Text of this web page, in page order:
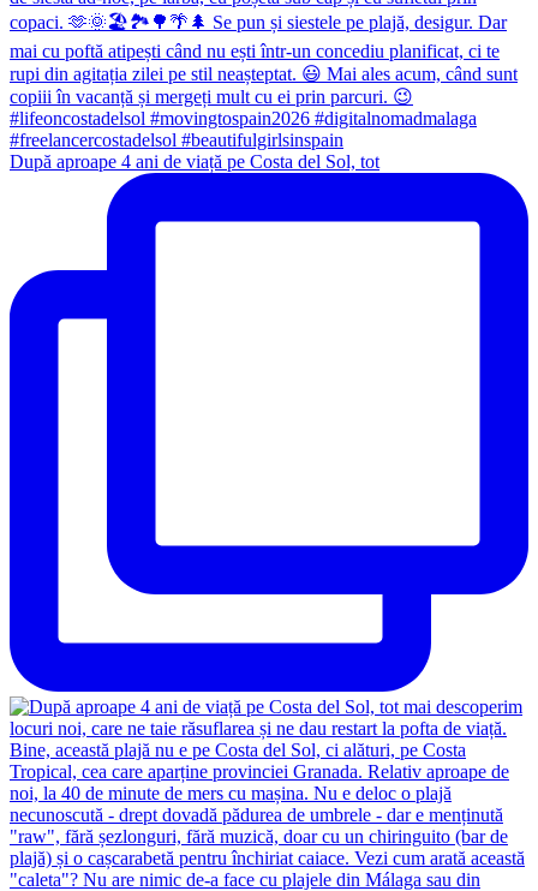
După aproape 4 ani de viață pe Costa del Sol, tot